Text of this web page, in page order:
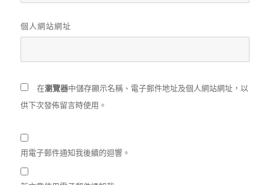
個人網站網址
在瀏覽器中儲存顯示名稱、電子郵件地址及個人網站網址，以
供下次發佈留言時使用。
用電子郵件通知我後續的迴響。